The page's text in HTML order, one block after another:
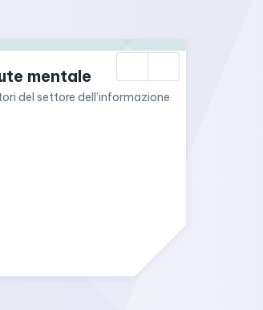
mentale
del settore dell’informazione